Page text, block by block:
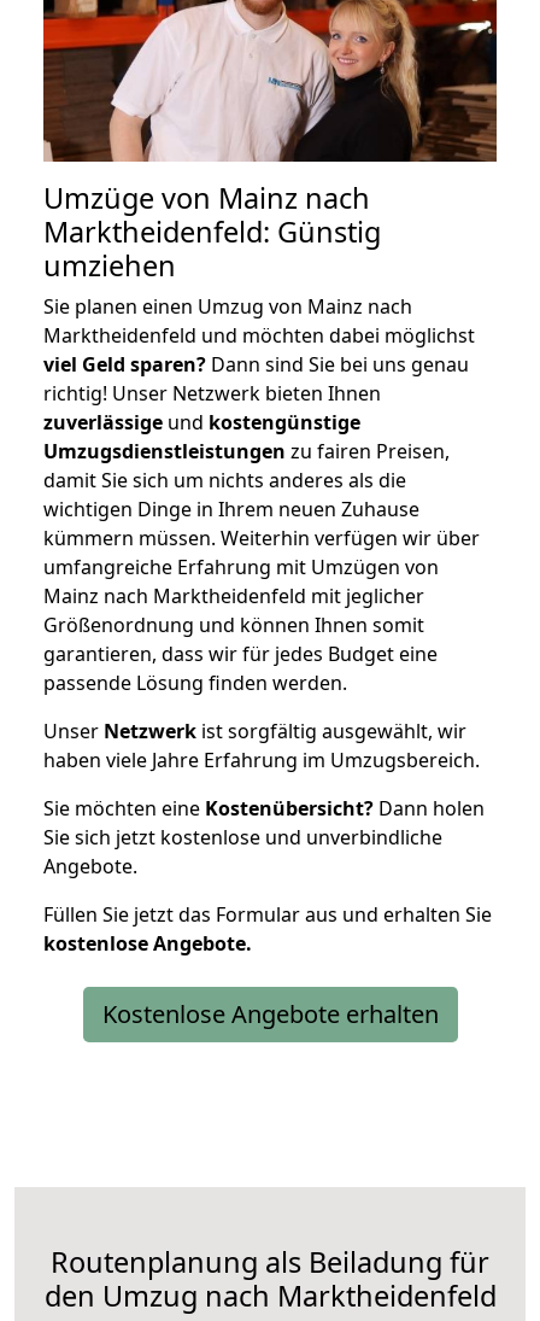
Umzüge von Mainz nach
Marktheidenfeld: Günstig
umziehen
Sie planen einen Umzug von Mainz nach
Marktheidenfeld und möchten dabei möglichst
viel Geld sparen? Dann sind Sie bei uns genau
richtig! Unser Netzwerk bieten Ihnen
zuverlässige und kostengünstige
Umzugsdienstleistungen zu fairen Preisen,
damit Sie sich um nichts anderes als die
wichtigen Dinge in Ihrem neuen Zuhause
kümmern müssen. Weiterhin verfügen wir über
umfangreiche Erfahrung mit Umzügen von
Mainz nach Marktheidenfeld mit jeglicher
Größenordnung und können Ihnen somit
garantieren, dass wir für jedes Budget eine
passende Lösung finden werden.
Unser Netzwerk ist sorgfältig ausgewählt, wir
haben viele Jahre Erfahrung im Umzugsbereich.
Sie möchten eine Kostenübersicht? Dann holen
Sie sich jetzt kostenlose und unverbindliche
Angebote.
Füllen Sie jetzt das Formular aus und erhalten Sie
kostenloseAngebote.
Kostenlose Angebote erhalten
Routenplanung als Beiladung für
den Umzug nach Marktheidenfeld